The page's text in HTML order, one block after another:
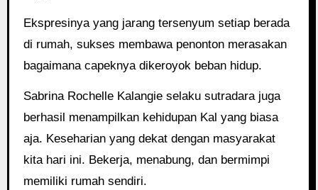
Ekspresinya yang jarang tersenyum setiap berada
di rumah, sukses membawa penonton merasakan
bagaimana capeknya dikeroyok beban hidup.
Sabrina Rochelle Kalangie selaku sutradara juga
berhasil menampilkan kehidupan Kal yang biasa
aja. Keseharian yang dekat dengan masyarakat
kita hari ini. Bekerja, menabung, dan bermimpi
memiliki rumah sendiri.